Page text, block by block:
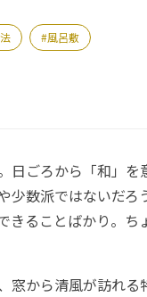
風呂敷
日ごろから「和」を
少数派ではないだろ
きることばかり。
窓から清風が訪れる